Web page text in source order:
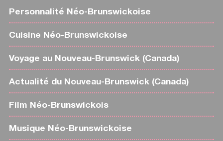
Personnalité Néo-Brunswickoise
Cuisine Néo-Brunswickoise
Voyage au Nouveau-Brunswick (Canada)
Actualité du Nouveau-Brunswick (Canada)
Film Néo-Brunswickois
Musique Néo-Brunswickoise